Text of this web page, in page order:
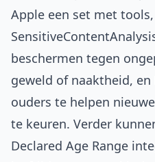
Apple een set met tools
beschermen tegen
geweld of naaktheid,
ouders te helpen
te keuren. Verder
Declared Age Range